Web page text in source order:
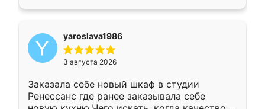
yaroslava1986
3 августа 2026
Заказала себе новый шкаф в студии
Ренессанс где ранее заказывала себе